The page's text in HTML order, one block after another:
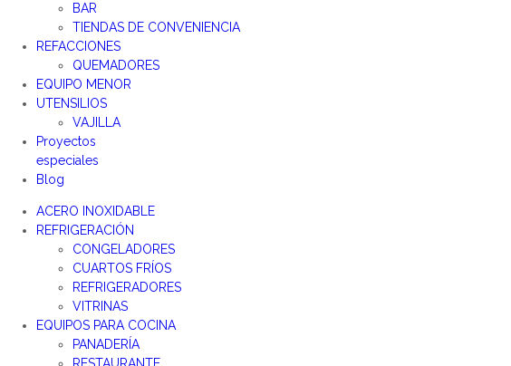
BAR
TIENDAS DE CONVENIENCIA
REFACCIONES
QUEMADORES
EQUIPO MENOR
UTENSILIOS
VAJILLA
Proyectos
especiales
Blog
ACERO INOXIDABLE
REFRIGERACIÓN
CONGELADORES
CUARTOS FRÍOS
REFRIGERADORES
VITRINAS
EQUIPOS PARA COCINA
PANADERÍA